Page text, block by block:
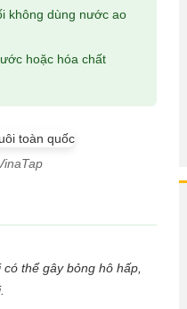
không dùng nước ao
hoặc hóa chất
thể gây bỏng hô hấp,